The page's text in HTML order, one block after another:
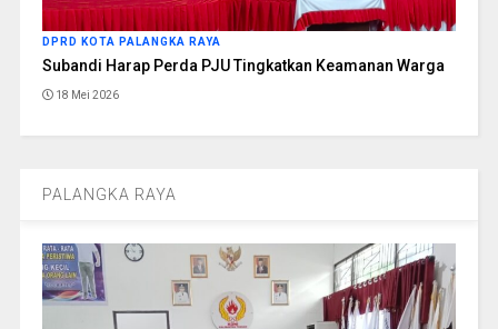
DPRD KOTA PALANGKA RAYA
Subandi Harap Perda PJU Tingkatkan Keamanan Warga
18 Mei 2026
PALANGKA RAYA